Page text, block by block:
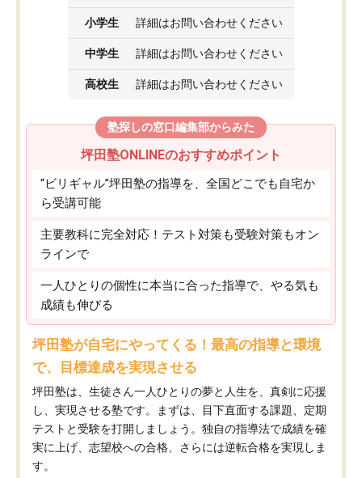
小学生 詳細はお問い合わせください
中学生 詳細はお問い合わせください
高校生 詳細はお問い合わせください
塾探しの窓口編集部からみた
坪田塾ONLINEのおすすめポイント
“ビリギャル”坪田塾の指導を、全国どこでも自宅か
ら受講可能
主要教科に完全対応！テスト対策も受験対策もオン
ラインで
一人ひとりの個性に本当に合った指導で、やる気も
成績も伸びる
坪田塾が自宅にやってくる！最高の指導と環境
で、目標達成を実現させる
坪田塾は、生徒さん一人ひとりの夢と人生を、真剣に応援
し、実現させる塾です。まずは、目下直面する課題、定期
テストと受験を打開しましょう。独自の指導法で成績を確
実に上げ、志望校への合格、さらには逆転合格を実現しま
す。